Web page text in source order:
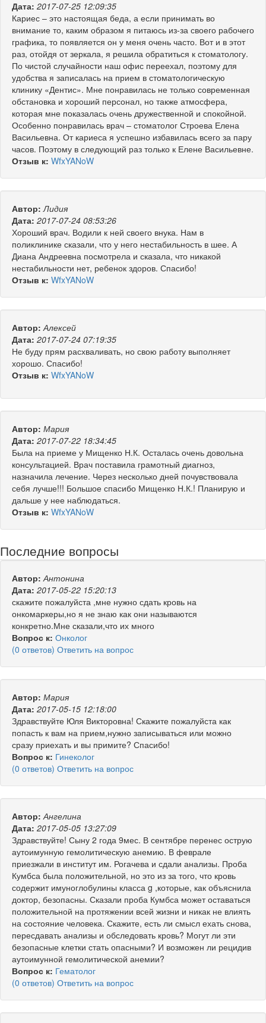
Дата: 2017-07-25 12:09:35
Кариес – это настоящая беда, а если принимать во
внимание то, каким образом я питаюсь из-за своего рабочего
графика, то появляется он у меня очень часто. Вот и в этот
раз, отойдя от зеркала, я решила обратиться к стоматологу.
По чистой случайности наш офис переехал, поэтому для
удобства я записалась на прием в стоматологическую
клинику «Дентис». Мне понравилась не только современная
обстановка и хороший персонал, но также атмосфера,
которая мне показалась очень дружественной и спокойной.
Особенно понравилась врач – стоматолог Строева Елена
Васильевна. От кариеса я успешно избавилась всего за пару
часов. Поэтому в следующий раз только к Елене Васильевне.
Отзыв к: WfxYANoW
Автор: Лидия
Дата: 2017-07-24 08:53:26
Хороший врач. Водили к ней своего внука. Нам в
поликлинике сказали, что у него нестабильность в шее. А
Диана Андреевна посмотрела и сказала, что никакой
нестабильности нет, ребенок здоров. Спасибо!
Отзыв к: WfxYANoW
Автор: Алексей
Дата: 2017-07-24 07:19:35
Не буду прям расхваливать, но свою работу выполняет
хорошо. Спасибо!
Отзыв к: WfxYANoW
Автор: Мария
Дата: 2017-07-22 18:34:45
Была на приеме у Мищенко Н.К. Осталась очень довольна
консультацией. Врач поставила грамотный диагноз,
назначила лечение. Через несколько дней почувствовала
себя лучше!!! Большое спасибо Мищенко Н.К.! Планирую и
дальше у нее наблюдаться.
Отзыв к: WfxYANoW
Последние вопросы
Автор: Антонина
Дата: 2017-05-22 15:20:13
скажите пожалуйста ,мне нужно сдать кровь на
онкомаркеры,но я не знаю как они называются
конкретно.Мне сказали,что их много
Вопрос к: Онколог
(0 ответов) Ответить на вопрос
Автор: Мария
Дата: 2017-05-15 12:18:00
Здравствуйте Юля Викторовна! Скажите пожалуйста как
попасть к вам на прием,нужно записываться или можно
сразу приехать и вы примите? Спасибо!
Вопрос к: Гинеколог
(0 ответов) Ответить на вопрос
Автор: Ангелина
Дата: 2017-05-05 13:27:09
Здравствуйте! Сыну 2 года 9мес. В сентябре перенес острую
аутоимунную гемолитическую анемию. В феврале
приезжали в институт им. Рогачева и сдали анализы. Проба
Кумбса была положительной, но это из за того, что кровь
содержит имуноглобулины класса g ,которые, как объяснила
доктор, безопасны. Сказали проба Кумбса может оставаться
положительной на протяжении всей жизни и никак не влиять
на состояние человека. Скажите, есть ли смысл ехать снова,
пересдавать анализы и обследовать кровь? Могут ли эти
безопасные клетки стать опасными? И возможен ли рецидив
аутоимунной гемолитической анемии?
Вопрос к: Гематолог
(0 ответов) Ответить на вопрос